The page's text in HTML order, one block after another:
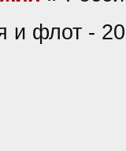
и флот -